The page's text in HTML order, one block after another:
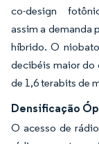
co-design
assim a demanda
híbrido. O
decibéis maior do
de 1,6 terabits de
Densificação
O acesso de